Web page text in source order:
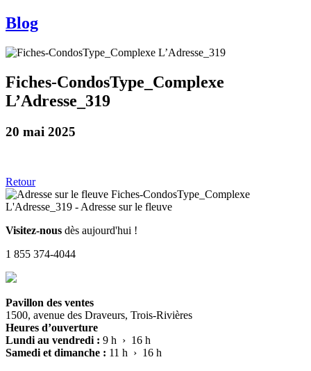
Blog
Fiches-CondosType_Complexe
L’Adresse_319
20 mai 2025
Retour
Visitez-nous dès aujourd'hui !
1 855 374-4044
Pavillon des ventes
1500, avenue des Draveurs, Trois-Rivières
Heures d’ouverture
Lundi au vendredi : 9 h › 16 h
Samedi et dimanche : 11 h › 16 h